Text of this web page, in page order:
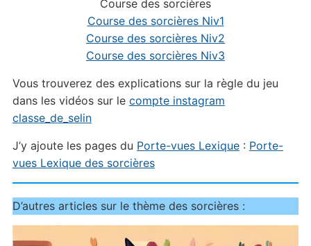
Course des sorcières
Course des sorcières Niv1
Course des sorcières Niv2
Course des sorcières Niv3
Vous trouverez des explications sur la règle du jeu
dans les vidéos sur le compte instagram
classe_de_selin
J’y ajoute les pages du Porte-vues Lexique: Porte-
vues Lexique des sorcières
D’autres articles sur le thème des sorcières :